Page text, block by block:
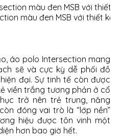
màu đen MSB với thiết kế
áo polo Intersection mang
sẽ và cực kỳ dễ phối đồ
đại. Sự tinh tế còn được
viền trắng tương phản ở cổ
trở nên trẻ trung, năng
đóng vai trò là “lớp nền”
hiệu được tôn vinh một
hơn bao giờ hết.